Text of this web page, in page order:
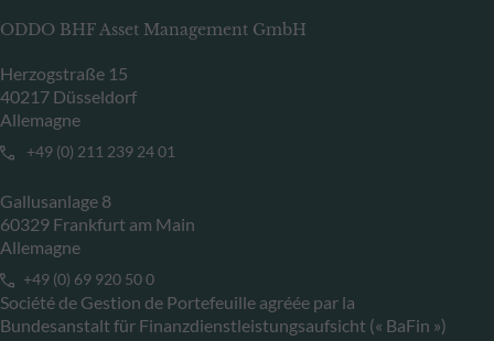
ODDO BHF Asset Management GmbH
Herzogstraße 15
40217 Düsseldorf
Allemagne
+49 (0) 211 239 24 01
Gallusanlage 8
60329 Frankfurt am Main
Allemagne
+49 (0) 69 920 50 0
Société de Gestion de Portefeuille agréée par la
Bundesanstalt für Finanzdienstleistungsaufsicht (« BaFin »)